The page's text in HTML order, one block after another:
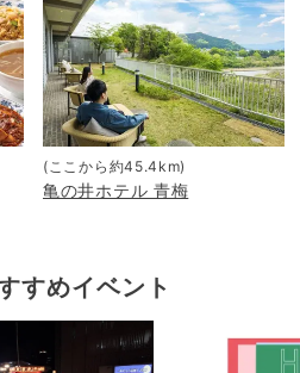
(ここから約45.4 km)
亀の井ホテル 青梅
すめイベント